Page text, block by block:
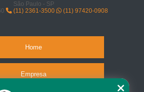
São Paulo - SP
(11) 2361-3500 (11) 97420-0908
Home
Empresa